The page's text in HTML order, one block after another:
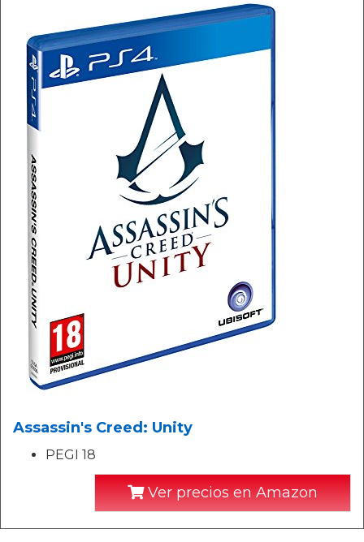
Assassin's Creed: Unity
PEGI 18
Ver precios en Amazon